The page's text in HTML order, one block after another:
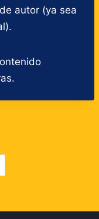
autor (ya sea